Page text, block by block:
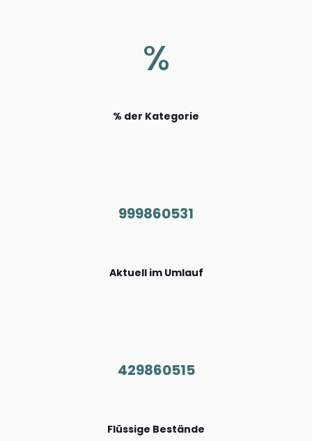
%
% der Kategorie
999860531
Aktuell im Umlauf
429860515
Flüssige Bestände